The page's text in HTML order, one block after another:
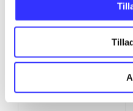
Minder om